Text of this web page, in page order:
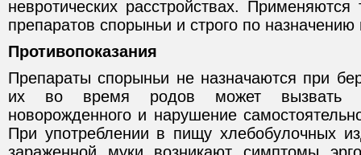
невротических расстройствах.
препаратов спорыньи и строго по назначению
Противопоказания
Препараты спорыньи не назначаются при
их во время родов может вызвать
новорожденного и нарушение
При употреблении в пищу хлебобулочных